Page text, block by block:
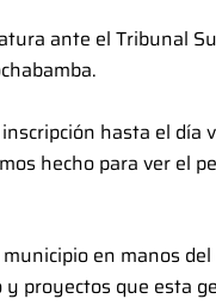
ante el Tribunal
hasta el
hecho para ver el
en manos
proyectos que esta